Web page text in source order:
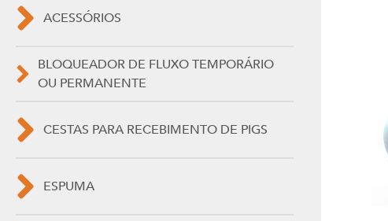
ACESSÓRIOS
BLOQUEADOR DE FLUXO TEMPORÁRIO
OU PERMANENTE
CESTAS PARA RECEBIMENTO DE PIGS
ESPUMA